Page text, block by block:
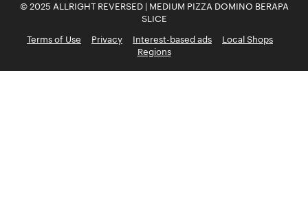
© 2025 ALLRIGHT REVERSED | MEDIUM PIZZA DOMINO BERAPA
SLICE
Terms of Use
Privacy Interest-based ads
Local Shops
Regions